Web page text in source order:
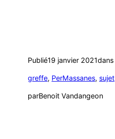
Publié19 janvier 2021dans
greffe, PerMassanes, sujet
parBenoit Vandangeon